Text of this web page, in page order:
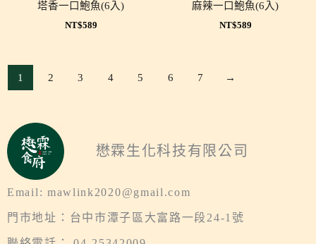
塔香一口鮑魚(6入)
NT$589
麻辣一口鮑魚(6入)
NT$589
1 2 3 4 5 6 7 →
懋霖生化科技有限公司
Email: mawlink2020@gmail.com
門市地址：台中市潭子區大富路一段24-1號